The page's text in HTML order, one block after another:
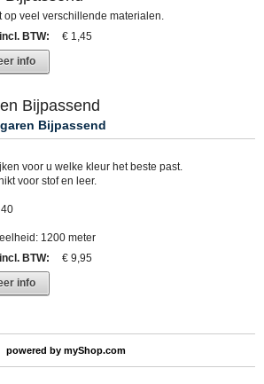
op veel verschillende materialen.
BTW:
€ 1,45
info
Bijpassend
Bijpassend
voor u welke kleur het beste past.
voor stof en leer.
1200 meter
BTW:
€ 9,95
info
powered by myShop.com